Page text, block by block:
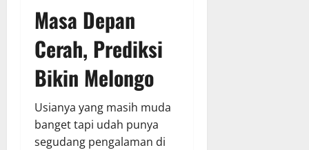
Masa Depan
Cerah, Prediksi
Bikin Melongo
Usianya yang masih muda
banget tapi udah punya
segudang pengalaman di